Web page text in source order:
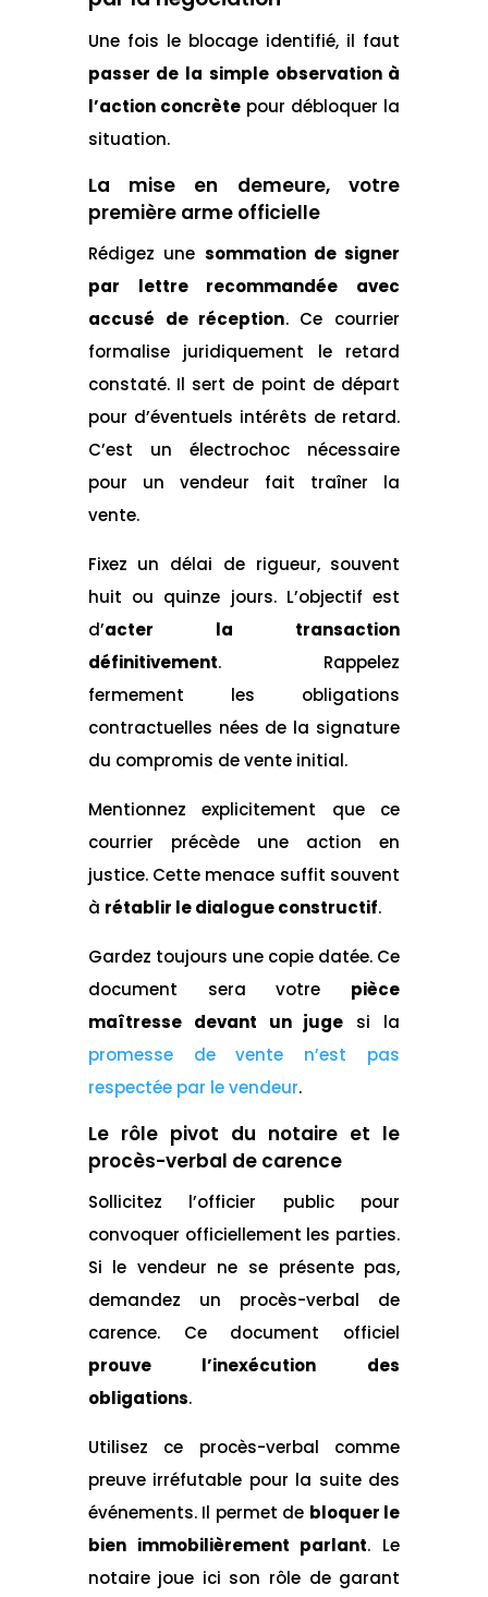
Une fois le blocage identifié, il faut
passer de la simple observation à
l’action concrètepour débloquer la
situation.
La mise en demeure, votre
première arme officielle
Rédigez une sommation de signer
par lettre recommandée avec
accusé de réception. Ce courrier
formalise juridiquement le retard
constaté. Il sert de point de départ
pour d’éventuels intérêts de retard.
C’est un électrochoc nécessaire
pour un vendeur fait traîner la
vente.
Fixez un délai de rigueur, souvent
huit ou quinze jours. L’objectif est
d’acter la transaction
définitivement. Rappelez
fermement les obligations
contractuelles nées de la signature
du compromis de vente initial.
Mentionnez explicitement que ce
courrier précède une action en
justice. Cette menace suffit souvent
à rétablir le dialogue constructif.
Gardez toujours une copie datée. Ce
document sera votre pièce
maîtresse devant un juge si la
promesse de vente n’est pas
respectée par le vendeur.
Le rôle pivot du notaire et le
procès-verbal de carence
Sollicitez l’officier public pour
convoquer officiellement les parties.
Si le vendeur ne se présente pas,
demandez un procès-verbal de
carence. Ce document officiel
prouve l’inexécution des
obligations.
Utilisez ce procès-verbal comme
preuve irréfutable pour la suite des
événements. Il permet de bloquer le
bien immobilièrement parlant. Le
notaire joue ici son rôle de garant